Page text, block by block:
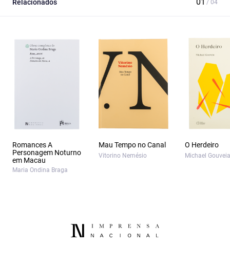
Relacionados
Romances A
Personagem Noturno
em Macau
Maria Ondina Braga
Mau Tempo no Canal
Vitorino Nemésio
O Herdeiro
Michael Gouveia